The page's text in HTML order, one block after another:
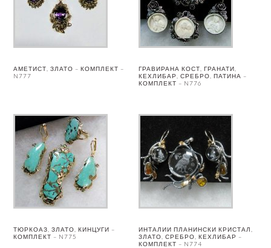
АМЕТИСТ, ЗЛАТО – КОМПЛЕКТ –
N777
ГРАВИРАНА КОСТ, ГРАНАТИ,
КЕХЛИБАР, СРЕБРО, ПАТИНА –
КОМПЛЕКТ – N776
ТЮРКОАЗ, ЗЛАТО, КИНЦУГИ –
КОМПЛЕКТ – N775
ИНТАЛИИ ПЛАНИНСКИ КРИСТАЛ,
ЗЛАТО, СРЕБРО, КЕХЛИБАР –
КОМПЛЕКТ – N774